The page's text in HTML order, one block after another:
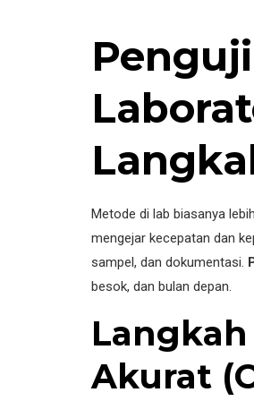
Metode di lab biasanya
mengejar kecepatan dan
sampel, dan dokumentasi.
besok, dan bulan depan.
Akurat